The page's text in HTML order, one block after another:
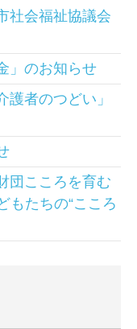
社会福祉協議会
」のお知らせ
者のつどい」
団こころを育む
もたちの“こころ